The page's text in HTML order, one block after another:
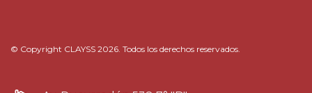
© Copyright CLAYSS 2026. Todos los derechos reservados.